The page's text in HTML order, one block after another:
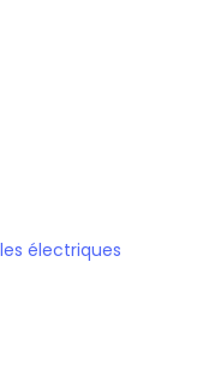
électriques